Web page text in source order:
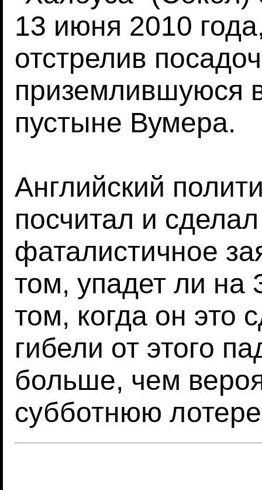
13 июня 2010
отстрелив
приземлившуюся
пустыне Вумера.
Английский
посчитал и
фаталистичное
том, упадет ли на
том, когда он это
гибели от этого
больше, чем
субботнюю